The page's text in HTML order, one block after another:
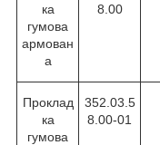
ка
гумова
армован
а
8.00
Проклад
ка
гумова
352.03.5
8.00-01